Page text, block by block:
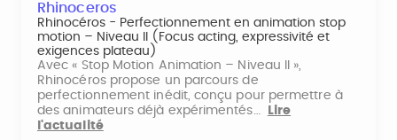
Rhinoceros
Rhinocéros - Perfectionnement en animation stop
motion – Niveau II (Focus acting, expressivité et
exigences plateau)
Avec « Stop Motion Animation – Niveau II »,
Rhinocéros propose un parcours de
perfectionnement inédit, conçu pour permettre à
des animateurs déjà expérimentés…
Lire
l'actualité